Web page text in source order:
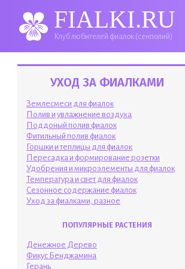
FIALKI.RU
Клуб любителей фиалок (сенполий)
УХОД ЗА ФИАЛКАМИ
Землесмеси для фиалок
Полив и увлажнение воздуха
Поддоный полив фиалок
Фитильный полив фиалок
Горшки и теплицы для фиалок
Пересадка и формирование розетки
Удобрения и микроэлементы для фиалок
Температура и свет для фиалок
Сезонное содержание фиалок
Уход за фиалками, разное
ПОПУЛЯРНЫЕ РАСТЕНИЯ
Денежное Дерево
Фикус Бенджамина
Герань